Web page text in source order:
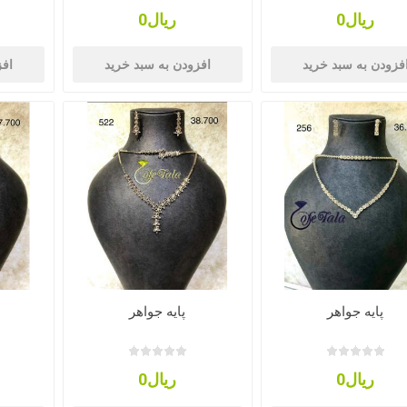
ریال0
به سبد خرید
ریال0
افزودن به سبد خرید
پایه جواهر
ریال0
پایه جواهر
ریال0